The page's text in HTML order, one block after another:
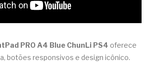
PRO A4 Blue ChunLi PS4 oferece
botões responsivos e design icônico.